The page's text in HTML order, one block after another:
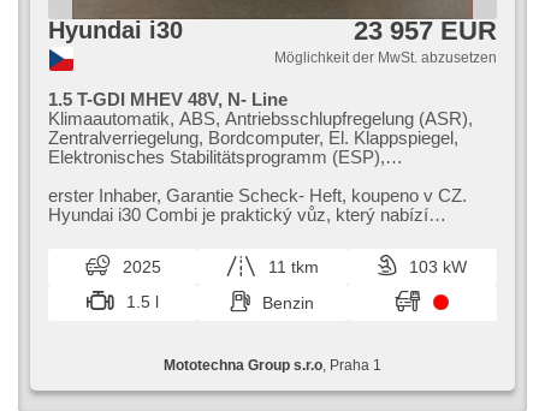
Hyundai i30 23 957 EUR
Möglichkeit der MwSt. abzusetzen
1.5 T-GDI MHEV 48V, N- Line
Klimaautomatik, ABS, Antriebsschlupfregelung (ASR),
Zentralverriegelung, Bordcomputer, El. Klappspiegel,
Elektronisches Stabilitätsprogramm (ESP),
Scheibenwischersensor, starten per Taste, Sportsitze,
Reifendrucksensor, USB, 6x Airbag, Alarmanlage,
El. Seitenscheiben, Dachträger, Autoradio,
Automatikgetriebe
erster Inhaber,​ Garantie Scheck​- Heft,​ koupeno v CZ.
Hyundai i30 Combi je praktický vůz,​ který nabízí
2025 11 tkm
103 kW
1.5 l
Benzin
Mototechna Group s.r.o , Praha 1